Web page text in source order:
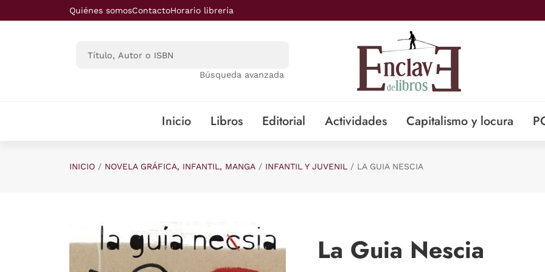
Saltar al contenido principal
Quiénes somosContactoHorario librería
Búsqueda avanzada
Inicio Libros Editorial Actividades Capitalismo y locura
INICIO NOVELA GRÁFICA, INFANTIL, MANGA INFANTIL Y JUVENIL LA GUIA NESCIA
La Guia Nescia